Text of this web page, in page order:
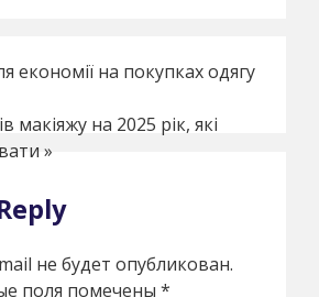
економії на покупках одягу
макіяжу на 2025 рік, які
»
не будет опубликован.
поля помечены *